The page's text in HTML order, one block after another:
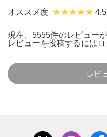
オススメ度
現在、5555件のレビュー
レビューを投稿するには
レビ